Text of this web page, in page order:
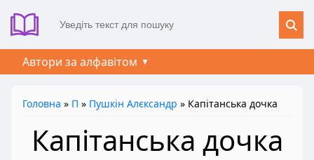
Автори за алфавітом
Головна » П » Пушкін Алєксандр » Капітанська дочка
Капітанська дочка